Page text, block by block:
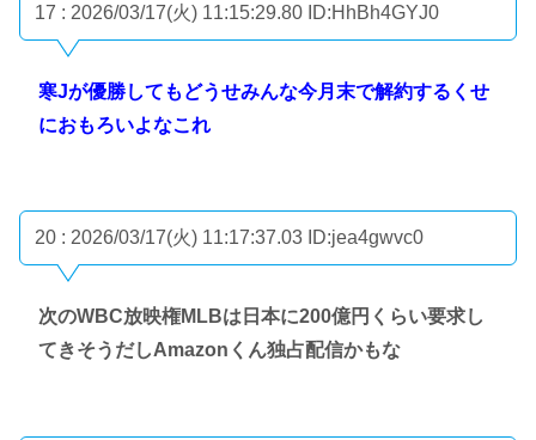
17 : 2026/03/17(火) 11:15:29.80 ID:HhBh4GYJ0
寒Jが優勝してもどうせみんな今月末で解約するくせ
におもろいよなこれ
20 : 2026/03/17(火) 11:17:37.03 ID:jea4gwvc0
次のWBC放映権MLBは日本に200億円くらい要求し
てきそうだしAmazonくん独占配信かもな